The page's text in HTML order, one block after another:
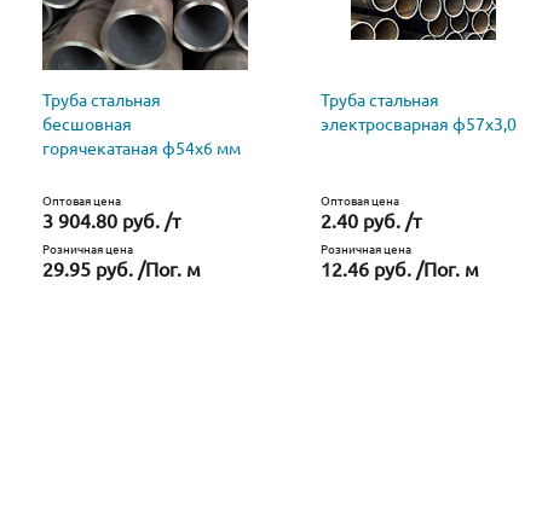
Труба стальная
бесшовная
горячекатаная ф54х6 мм
Оптовая цена
3 904.80 руб. /т
Розничная цена
29.95 руб. /Пог. м
Труба стальная
электросварная ф57х3,0
Оптовая цена
2.40 руб. /т
Розничная цена
12.46 руб. /Пог. м